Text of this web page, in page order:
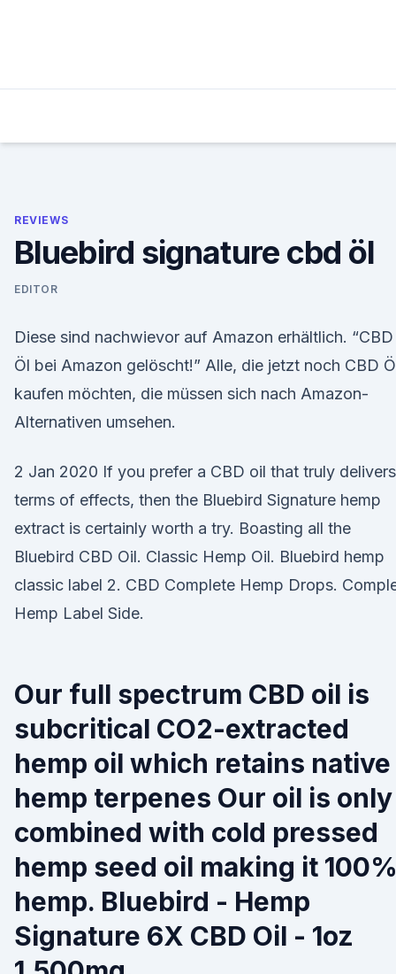
REVIEWS
Bluebird signature cbd öl
EDITOR
Diese sind nachwievor auf Amazon erhältlich. “CBD
Öl bei Amazon gelöscht!” Alle, die jetzt noch CBD
kaufen möchten, die müssen sich nach Amazon-
Alternativen umsehen.
2 Jan 2020 If you prefer a CBD oil that truly
terms of effects, then the Bluebird Signature hemp
extract is certainly worth a try. Boasting all the
Bluebird CBD Oil. Classic Hemp Oil. Bluebird hemp
classic label 2. CBD Complete Hemp Drops.
Hemp Label Side.
Our full spectrum CBD oil is
subcritical CO2-extracted
hemp oil which retains native
hemp terpenes Our oil is only
combined with cold pressed
hemp seed oil making it
hemp. Bluebird - Hemp
Signature 6X CBD Oil - 1oz